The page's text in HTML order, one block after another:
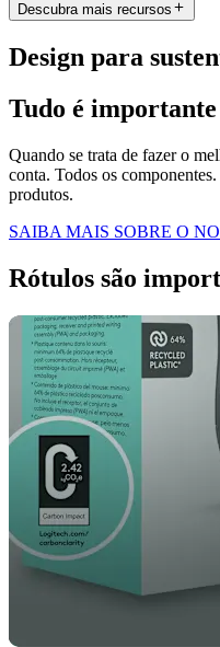
Descubra mais recursos
Design para
Tudo é importante
Quando se trata de fazer o
conta. Todos os
produtos.
SAIBA MAIS SOBRE O
Rótulos são